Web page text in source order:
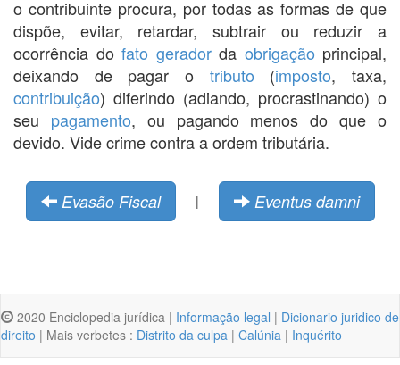
o contribuinte procura, por todas as formas de que
dispõe, evitar, retardar, subtrair ou reduzir a
ocorrência do fato geradorda obrigação principal,
deixando de pagar o tributo (imposto, taxa,
contribuição) diferindo (adiando, procrastinando) o
seu pagamento, ou pagando menos do que o
devido. Vide crime contra a ordem tributária.
Evasão Fiscal | Eventus damni
2020 Enciclopedia jurídica | Informação legal | Dicionario juridico de
direito | Mais verbetes : Distrito da culpa | Calúnia | Inquérito